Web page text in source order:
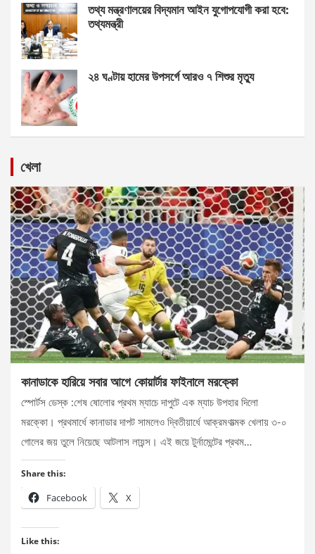
তথ্য মন্ত্রণালয়ের বিদ্যমান আইন যুগোপযোগী করা হবে:
তথ্যমন্ত্রী
২৪ ঘণ্টায় হামের উপসর্গে আরও ৭ শিশুর মৃত্যু
খেলা
কানাডাকে হারিয়ে সবার আগে কোয়ার্টার ফাইনালে মরক্কো
স্পোর্টস ডেস্ক :শেষ ষোলোর প্রথম ম্যাচে দাপুটে এক ম্যাচ উপহার দিলো
মরক্কো। প্রথমার্ধে কানাডার দাপট সামলেও দ্বিতীয়ার্ধে আক্রমণাত্মক খেলায় ৩-০
গোলের জয় তুলে নিয়েছে আটলাস লায়ন্স। এই জয়ে টুর্নামেন্টের প্রথম…
Share this:
Facebook X
Like this: